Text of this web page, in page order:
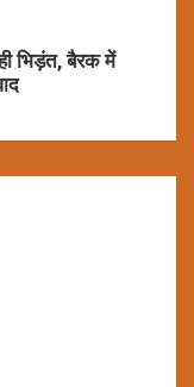
भिड़ंत, बैरक में